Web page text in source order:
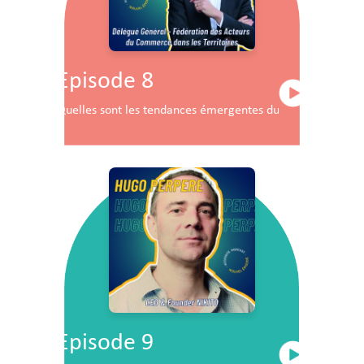
Episode 8
Quelles sont les tendances émergentes du commerce en
Episode 9